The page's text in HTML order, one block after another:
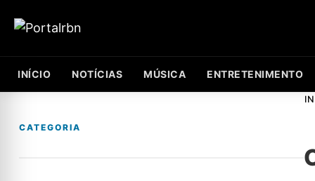
INÍCIO NOTÍCIAS MÚSICA ENTRETENIMENTO
CATEGORIA